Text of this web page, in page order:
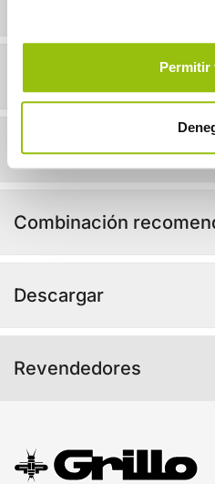
Permitir
¡En acción!
Combinación
Descargar
Revendedores